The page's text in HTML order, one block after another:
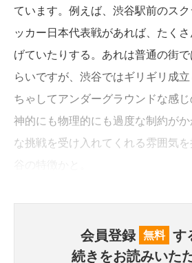
ています。例えば、渋谷駅前のス
ッカー日本代表戦があれば、たく
げていたりする。あれは普通の街
らいですが、渋谷ではギリギリ成
ちゃしてアンダーグラウンドな感
神的にも物理的にも過度な制約が
な挑戦を受け入れてくれる雰囲気
会員登録 無料 す
続きをお読みいた